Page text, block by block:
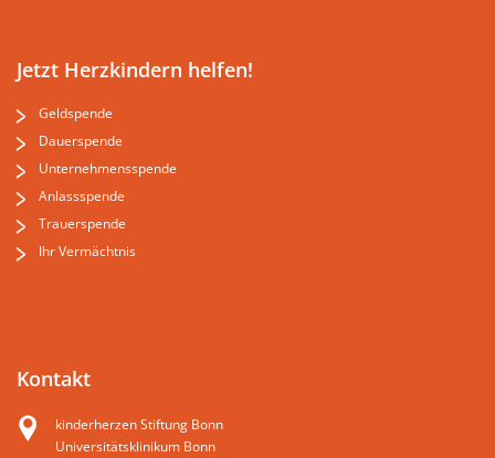
Jetzt Herzkindern helfen!
Geldspende
Dauerspende
Unternehmensspende
Anlassspende
Trauerspende
Ihr Vermächtnis
Kontakt
kinderherzen Stiftung Bonn
Universitätsklinikum Bonn